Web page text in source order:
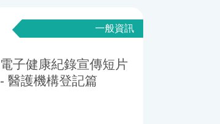
一般資訊
電子健康紀錄宣傳短片
- 醫護機構登記篇